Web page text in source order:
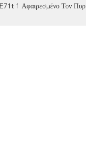
E71t 1 Αφαιρεσμένο Τον